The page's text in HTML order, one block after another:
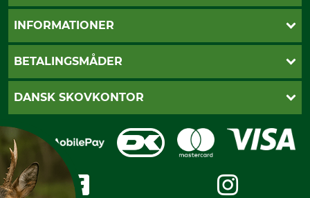
Kontakt
Cookie-indstillinger
INFORMATIONER
Betalingsmåder
Privatlivspolitik
Handelsbetingelser
Impressum
Gratis returlabel
BETALINGSMÅDER
Dankort
Mobile Pay
Kreditkort
DANSK SKOVKONTOR
Karriere
Messe datoer
Om os
International